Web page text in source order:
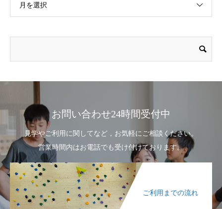
月を選択
お問い合わせ24時間受付中
見学やご利用に関してなど，お気軽にご相談ください。
営業時間内はお電話でも受け付けております。
ご利用までの流れ